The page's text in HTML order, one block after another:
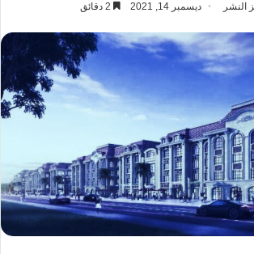
النشر ديسمبر 14, 2021